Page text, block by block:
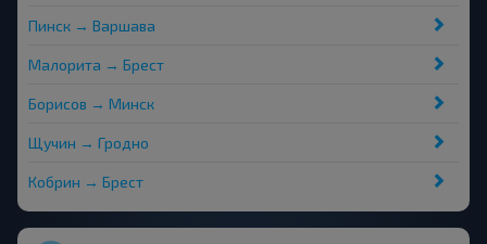
Пинск → Варшава
Малорита → Брест
Борисов → Минск
Щучин → Гродно
Кобрин → Брест